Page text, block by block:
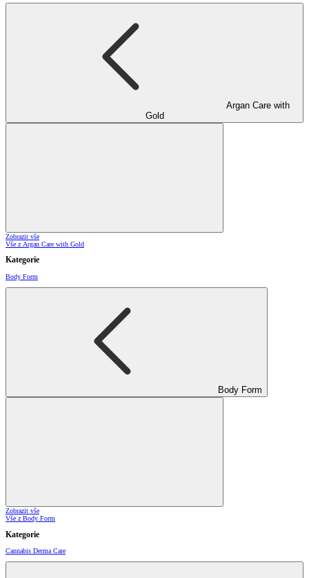
Argan Care with
Gold
Zobrazit vše
Vše z Argan Care with Gold
Kategorie
Body Form
Body Form
Zobrazit vše
Vše z Body Form
Kategorie
Cannabis Derma Care